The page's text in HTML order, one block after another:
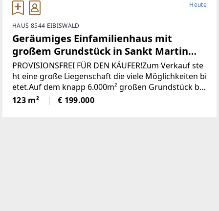
Heute
HAUS 8544 EIBISWALD
Geräumiges Einfamilienhaus mit
großem Grundstück in Sankt Martin
(Provisionsfrei)
PROVISIONSFREI FÜR DEN KÄUFER!Zum Verkauf ste
ht eine große Liegenschaft die viele Möglichkeiten bi
etet.Auf dem knapp 6.000m² großen Grundstück be
findet sich ein Wohngebäude bestehend aus derzeit
zwei getrennten Wohnungen, einem großen zweist
123 m² € 199.000